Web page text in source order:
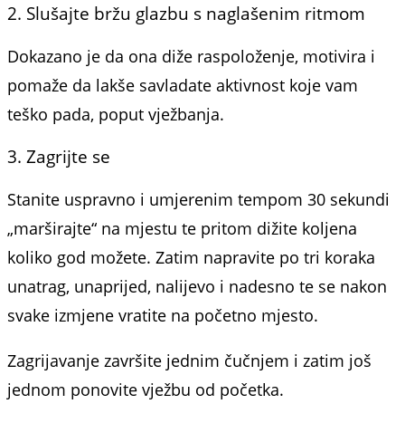
2. Slušajte bržu glazbu s naglašenim ritmom
Dokazano je da ona diže raspoloženje, motivira i
pomaže da lakše savladate aktivnost koje vam
teško pada, poput vježbanja.
3. Zagrijte se
Stanite uspravno i umjerenim tempom 30 sekundi
„marširajte“ na mjestu te pritom dižite koljena
koliko god možete. Zatim napravite po tri koraka
unatrag, unaprijed, nalijevo i nadesno te se nakon
svake izmjene vratite na početno mjesto.
Zagrijavanje završite jednim čučnjem i zatim još
jednom ponovite vježbu od početka.